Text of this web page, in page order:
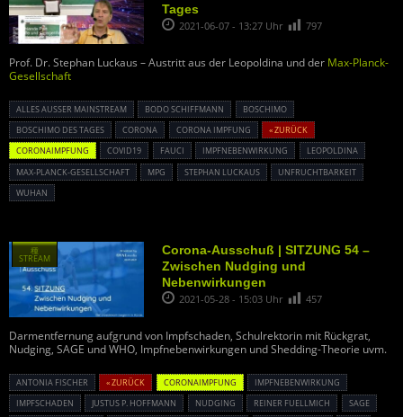
Tages
2021-06-07 - 13:27 Uhr 797
Prof. Dr. Stephan Luckaus – Austritt aus der Leopoldina und der Max-Planck-
Gesellschaft
ALLES AUSSER MAINSTREAM BODO SCHIFFMANN
BOSCHIMO
BOSCHIMO DES TAGES
CORONA CORONA IMPFUNG
« ZURÜCK
CORONAIMPFUNG
COVID19 FAUCI IMPFNEBENWIRKUNG
LEOPOLDINA
MAX-PLANCK-GESELLSCHAFT
MPG STEPHAN LUCKAUS
UNFRUCHTBARKEIT
WUHAN
Corona-Ausschuß | SITZUNG 54 –
Zwischen Nudging und
Nebenwirkungen
2021-05-28 - 15:03 Uhr 457
Darmentfernung aufgrund von Impfschaden, Schulrektorin mit Rückgrat,
Nudging, SAGE und WHO, Impfnebenwirkungen und Shedding-Theorie uvm.
ANTONIA FISCHER « ZURÜCK CORONAIMPFUNG
IMPFNEBENWIRKUNG
IMPFSCHADEN
JUSTUS P. HOFFMANN NUDGING REINER FUELLMICH
SAGE
種
STREAM